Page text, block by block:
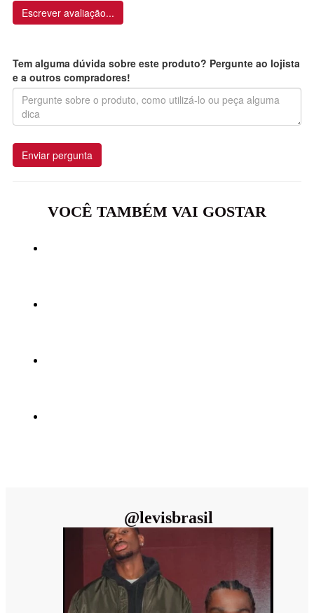
Escrever avaliação...
Tem alguma dúvida sobre este produto? Pergunte ao lojista
e a outros compradores!
Enviar pergunta
VOCÊ TAMBÉM VAI GOSTAR
@levisbrasil